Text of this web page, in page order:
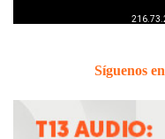
Síguenos en